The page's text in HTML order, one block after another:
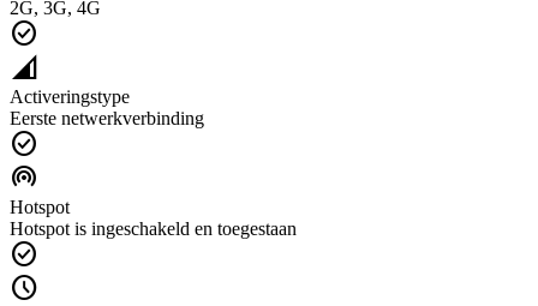
2G, 3G, 4G
check_circle
network_cell
Activeringstype
Eerste netwerkverbinding
check_circle
wifi_tethering
Hotspot
Hotspot is ingeschakeld en toegestaan
check_circle
schedule